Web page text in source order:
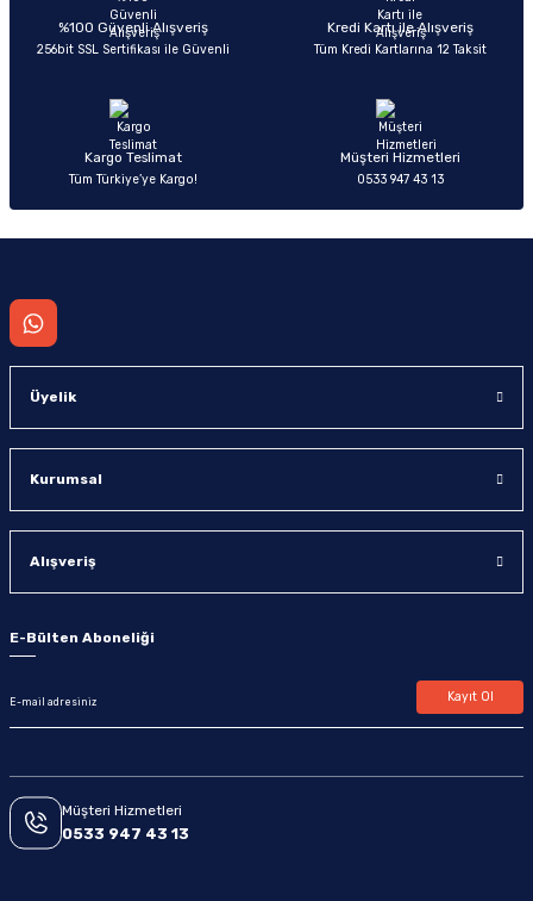
Ürün bilgilerinde hatalar bulunuyor.
Ürün fiyatı diğer sitelerden daha pahalı.
%100 Güvenli Alışveriş
256bit SSL Sertifikası ile Güvenli
Kredi Kartı ile Alışveriş
Tüm Kredi Kartlarına 12 Taksit
Kargo Teslimat
Tüm Türkiye’ye Kargo!
Müşteri Hizmetleri
0533 947 43 13
Üyelik
Kurumsal
Alışveriş
E-Bülten Aboneliği
Kayıt Ol
Müşteri Hizmetleri
0533 947 43 13